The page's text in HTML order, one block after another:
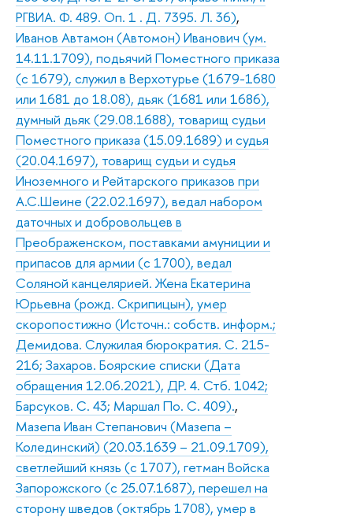
РГВИА. Ф. 489. Оп. 1 . Д. 7395. Л. 36),
Иванов Автамон (Автомон) Иванович (ум.
14.11.1709), подьячий Поместного приказа
(с 1679), служил в Верхотурье (1679-1680
или 1681 до 18.08), дьяк (1681 или 1686),
думный дьяк (29.08.1688), товарищ судьи
Поместного приказа (15.09.1689) и судья
(20.04.1697), товарищ судьи и судья
Иноземного и Рейтарского приказов при
А.С.Шеине (22.02.1697), ведал набором
даточных и добровольцев в
Преображенском, поставками амуниции и
припасов для армии (с 1700), ведал
Соляной канцелярией. Жена Екатерина
Юрьевна (рожд. Скрипицын), умер
скоропостижно (Источн.: собств. информ.;
Демидова. Служилая бюрократия. С. 215-
216; Захаров. Боярские списки (Дата
обращения 12.06.2021), ДР. 4. Стб. 1042;
Барсуков. С. 43; Маршал По. С. 409).,
Мазепа Иван Степанович (Мазепа –
Колединский) (20.03.1639 – 21.09.1709),
светлейший князь (с 1707), гетман Войска
Запорожского (с 25.07.1687), перешел на
сторону шведов (октябрь 1708), умер в